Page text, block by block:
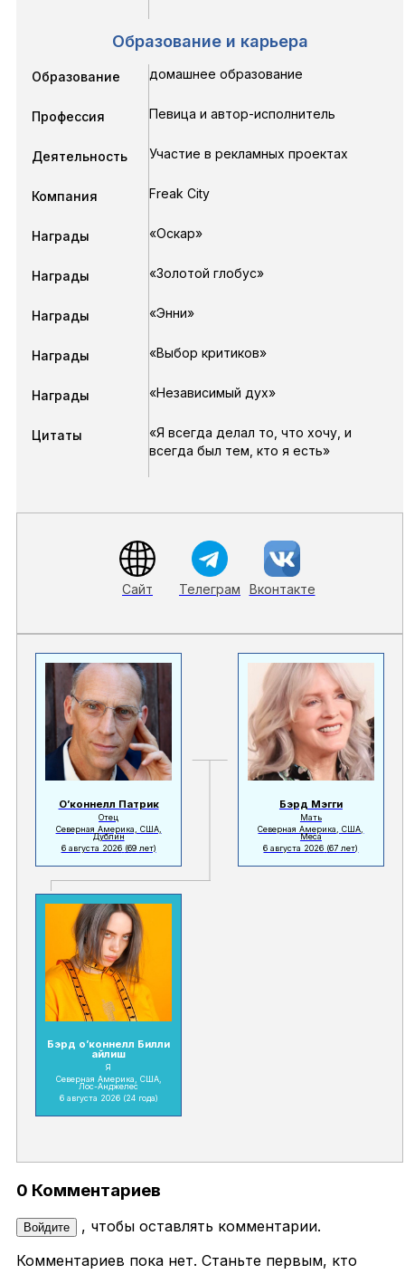
Образование и карьера
Образование домашнее образование
Профессия Певица и автор-исполнитель
Деятельность Участие в рекламных проектах
Компания Freak City
Награды «Оскар»
Награды «Золотой глобус»
Награды «Энни»
Награды «Выбор критиков»
Награды «Независимый дух»
Цитаты
«Я всегда делал то, что хочу, и
всегда был тем, кто я есть»
Сайт Телеграм Вконтакте
О’коннелл Патрик
Отец
Северная Америка, США,
Дублин
6 августа 2026 (69 лет)
Бэрд Мэгги
Мать
Северная Америка, США,
Меса
6 августа 2026 (67 лет)
Бэрд о’коннелл Билли
айлиш
Я
Северная Америка, США,
Лос-Анджелес
6 августа 2026 (24 года)
0 Комментариев
Войдите
, чтобы оставлять комментарии.
Комментариев пока нет. Станьте первым, кто